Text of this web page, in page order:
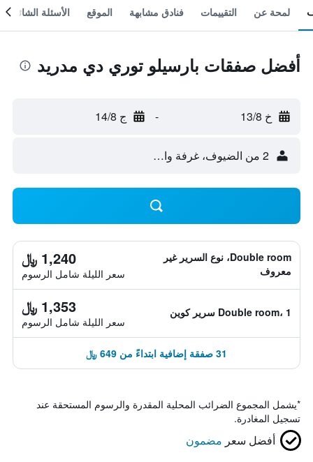
لمحة عن التقييمات فنادق مشابهة الموقع الأسئلة الشائعة
أفضل صفقات بارسيلو توري دي مدريد
خ 13/8 - ج 14/8
2 من الضيوف، غرفة واحدة
Double room، نوع السرير غير
معروف
1,240 ﷼
سعر الليلة شامل الرسوم
Double room، 1 سرير كوين 1,353 ﷼
سعر الليلة شامل الرسوم
31 صفقة إضافية ابتداءً من 649 ﷼
*يشمل المجموع الضرائب المحلية المقدرة والرسوم المستحقة عند
تسجيل المغادرة.
أفضل سعر مضمون